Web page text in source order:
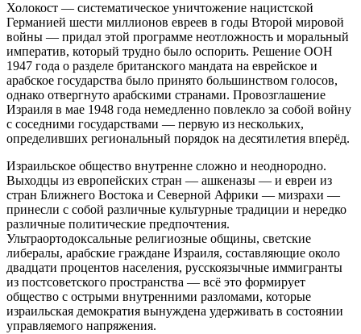
Холокост — систематическое уничтожение нацистской
Германией шести миллионов евреев в годы Второй мировой
войны — придал этой программе неотложность и моральный
императив, который трудно было оспорить. Решение ООН
1947 года о разделе британского мандата на еврейское и
арабское государства было принято большинством голосов,
однако отвергнуто арабскими странами. Провозглашение
Израиля в мае 1948 года немедленно повлекло за собой войну
с соседними государствами — первую из нескольких,
определивших региональный порядок на десятилетия вперёд.
Израильское общество внутренне сложно и неоднородно.
Выходцы из европейских стран — ашкеназы — и евреи из
стран Ближнего Востока и Северной Африки — мизрахи —
принесли с собой различные культурные традиции и нередко
различные политические предпочтения.
Ультраортодоксальные религиозные общины, светские
либералы, арабские граждане Израиля, составляющие около
двадцати процентов населения, русскоязычные иммигранты
из постсоветского пространства — всё это формирует
общество с острыми внутренними разломами, которые
израильская демократия вынуждена удерживать в состоянии
управляемого напряжения.